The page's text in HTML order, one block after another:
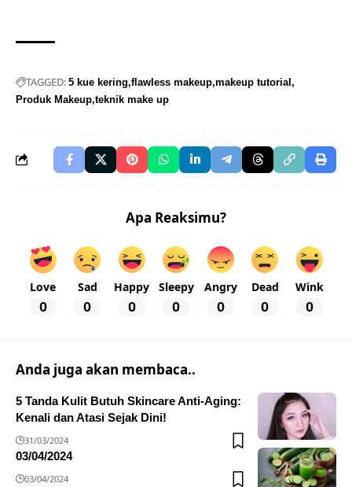
TAGGED: 5 kue kering flawless makeup makeup tutorial
Produk Makeup teknik make up
Apa Reaksimu?
Love
0
Sad
0
Happy
0
Sleepy
0
Angry
0
Dead
0
Wink
0
Anda juga akan membaca..
5 Tanda Kulit Butuh Skincare Anti-Aging:
Kenali dan Atasi Sejak Dini!
31/03/2024
03/04/2024
03/04/2024